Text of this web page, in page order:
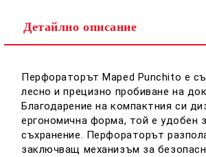
Съгласен съм сПолитиката за
Ние ще се свържем с вас в рамките на
Детайлно описание
Перфораторът Maped Punchito е
лесно и прецизно пробиване на
Благодарение на компактния си
ергономична форма, той е удобен
съхранение. Перфораторът
заключващ механизъм за